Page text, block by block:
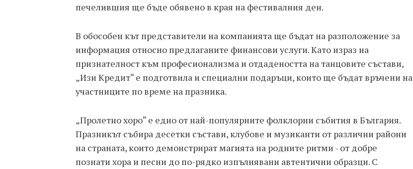
печелившия ще бъде обявено в края на фестивалния ден.
В обособен кът представители на компанията ще бъдат на разположение за
информация относно предлаганите финансови услуги. Като израз на
признателност към професионализма и отдадеността на танцовите състави,
„Изи Кредит“ е подготвила и специални подаръци, които ще бъдат връчени на
участниците по време на празника.
„Пролетно хоро“ е едно от най-популярните фолклорни събития в България.
Празникът събира десетки състави, клубове и музиканти от различни райони
на страната, които демонстрират магията на родните ритми - от добре
познати хора и песни до по-рядко изпълнявани автентични образци. С